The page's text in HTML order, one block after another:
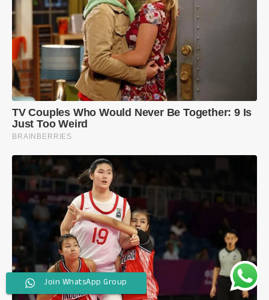
Join WhatsApp Group